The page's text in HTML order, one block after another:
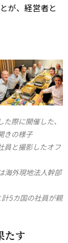
が、経営者と
際に開催した、
きの様子
員と撮影したオフ
海外現地法人幹部
5カ国の社員が親
たす